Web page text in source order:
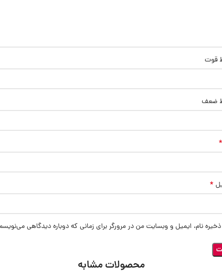
قوت
ضعف
*
*
ذخیره نام، ایمیل و وبسایت من در مرورگر برای زمانی که دوباره دیدگاهی
محصولات مشابه